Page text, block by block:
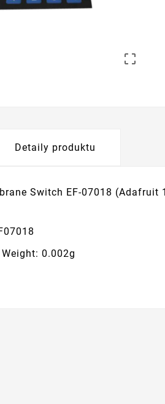

Detaily produktu
Switch EF-07018 (Adafruit
0.002g